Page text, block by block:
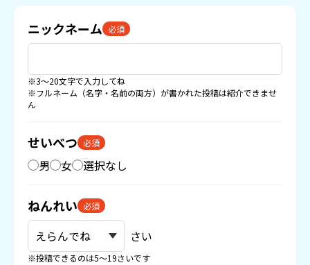
ニックネーム 必須
※3〜20文字で入力してね
※フルネーム（名字・名前の両方）が書かれた投稿は紹介できませ
ん
せいべつ 必須
男 女 選択なし
ねんれい 必須
さい
※投稿できるのは5〜19さいです